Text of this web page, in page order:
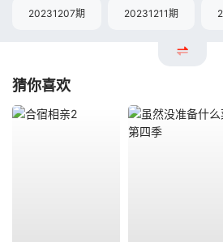
20231207期 20231211期
猜你喜欢